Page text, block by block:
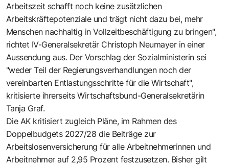
Arbeitszeit schafft noch keine zusätzlichen
Arbeitskräftepotenziale und trägt nicht dazu bei, mehr
Menschen nachhaltig in Vollzeitbeschäftigung zu bringen",
richtet IV-Generalsekretär Christoph Neumayer in einer
Aussendung aus. Der Vorschlag der Sozialministerin sei
"weder Teil der Regierungsverhandlungen noch der
vereinbarten Entlastungsschritte für die Wirtschaft",
kritisierte ihrerseits Wirtschaftsbund-Generalsekretärin
Tanja Graf.
Die AK kritisiert zugleich Pläne, im Rahmen des
Doppelbudgets 2027/28 die Beiträge zur
Arbeitslosenversicherung für alle Arbeitnehmerinnen und
Arbeitnehmer auf 2,95 Prozent festzusetzen. Bisher gilt